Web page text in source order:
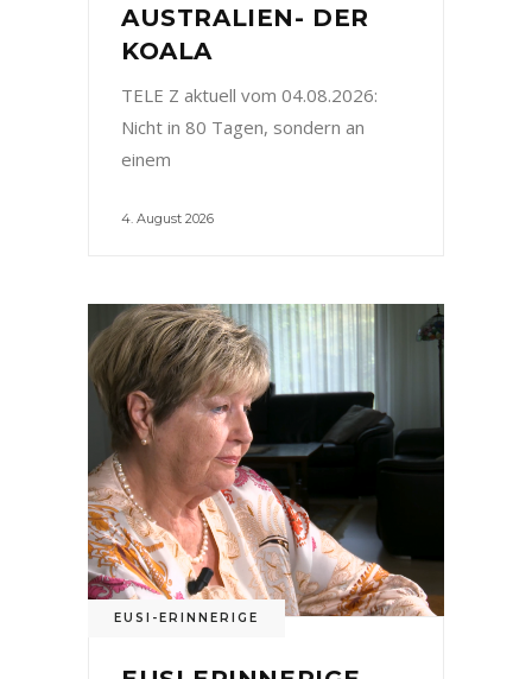
AUSTRALIEN- DER
KOALA
TELE Z aktuell vom 04.08.2026:
Nicht in 80 Tagen, sondern an
einem
4. August 2026
EUSI-ERINNERIGE